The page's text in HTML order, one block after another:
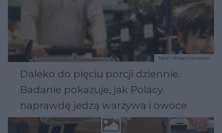
Daleko do pięciu porcji dziennie.
Badanie pokazuje, jak Polacy
naprawdę jedzą warzywa i owoce
TEKST SPONSOROWANY